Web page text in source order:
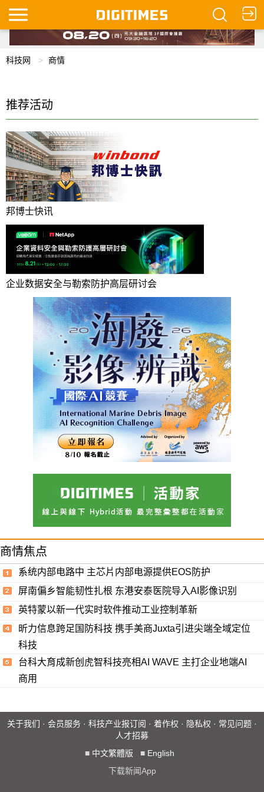
科技网 商情
推荐活动
邦博士快讯
企业数据安全与勒索防护高层研讨会
商情焦点
系统内部电路中 主芯片内部电源提供EOS防护
屏南偏乡智能韧性扎根 东港安泰医院导入AI影像识别
英特蒙以新一代实时软件推动工业控制革新
昕力信息跨足国防科技 携手美商Juxta引进尖端全域定位
科技
台科大育成新创虎智科技亮相AI WAVE 主打企业地端AI
商用
关于我们 · 会员服务 · 科技产业报订阅 · 着作权 · 隐私权 · 常见问题 ·
人才招募
■ 中文繁體版 ■ English
下载新闻App